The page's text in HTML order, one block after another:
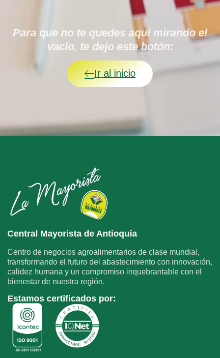
Para que no te quedes aquí mirando el
vacío, te dejo este botón:
Ir al inicio
Central Mayorista de Antioquia
Centro de negocios agroalimentarios de clase mundial,
transformando el futuro del abastecimiento con innovación,
calidez humana y un compromiso inquebrantable con el
bienestar de nuestra región.
Estamos certificados por: